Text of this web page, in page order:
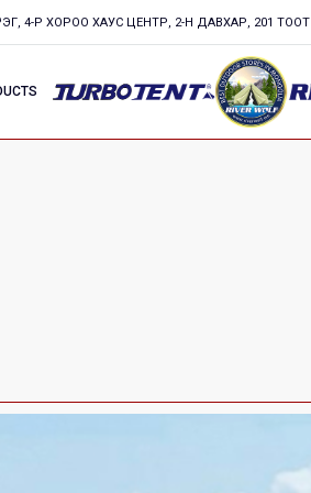
4-Р ХОРОО ХАУС ЦЕНТР, 2-Н ДАВХАР, 201 ТООТ